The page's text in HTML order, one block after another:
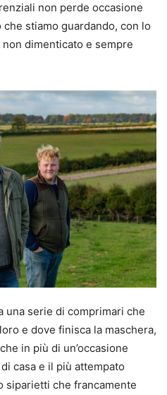
non perde occasione
stiamo guardando, con lo
dimenticato e sempre
una serie di comprimari che
e dove finisca la maschera,
in più di un’occasione
casa e il più attempato
siparietti che francamente